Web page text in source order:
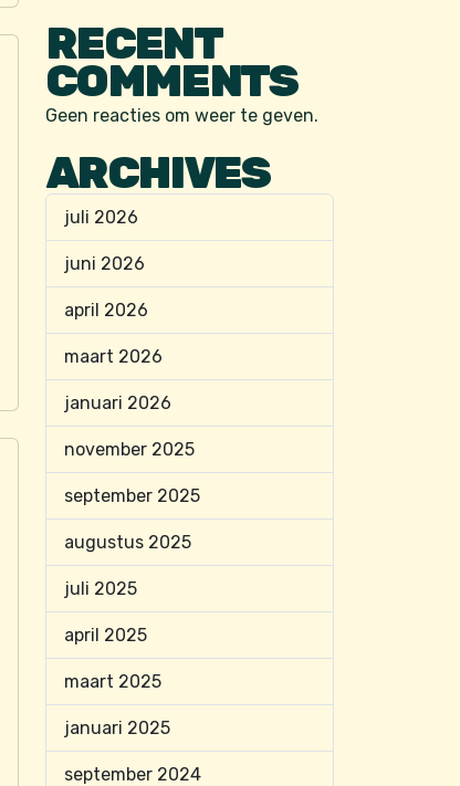
RECENT
COMMENTS
Geen reacties om weer te geven.
ARCHIVES
juli 2026
juni 2026
april 2026
maart 2026
januari 2026
november 2025
september 2025
augustus 2025
juli 2025
april 2025
maart 2025
januari 2025
september 2024